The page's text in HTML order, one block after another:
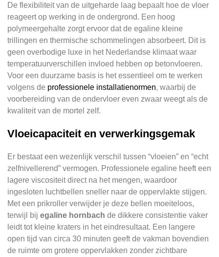
De flexibiliteit van de uitgeharde laag bepaalt hoe de vloer
reageert op werking in de ondergrond. Een hoog
polymeergehalte zorgt ervoor dat de egaline kleine
trillingen en thermische schommelingen absorbeert. Dit is
geen overbodige luxe in het Nederlandse klimaat waar
temperatuurverschillen invloed hebben op betonvloeren.
Voor een duurzame basis is het essentieel om te werken
volgens de professionele installatienormen, waarbij de
voorbereiding van de ondervloer even zwaar weegt als de
kwaliteit van de mortel zelf.
Vloeicapaciteit en verwerkingsgemak
Er bestaat een wezenlijk verschil tussen “vloeien” en “echt
zelfnivellerend” vermogen. Professionele egaline heeft een
lagere viscositeit direct na het mengen, waardoor
ingesloten luchtbellen sneller naar de oppervlakte stijgen.
Met een prikroller verwijder je deze bellen moeiteloos,
terwijl bij egaline hornbach de dikkere consistentie vaker
leidt tot kleine kraters in het eindresultaat. Een langere
open tijd van circa 30 minuten geeft de vakman bovendien
de ruimte om grotere oppervlakken zonder zichtbare